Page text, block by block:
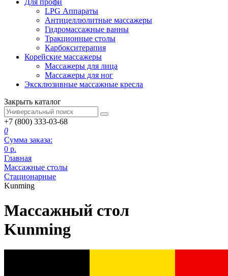
LPG Аппараты
Антицеллюлитные массажеры
Гидромассажные ванны
Тракционные столы
Карбокситерапия
Корейские массажеры
Массажеры для лица
Массажеры для ног
Эксклюзивные массажные кресла
Закрыть каталог
+7 (800) 333-03-68
0
Сумма заказа:
0 р.
Главная
Массажные столы
Стационарные
Kunming
Массажный стол
Kunming